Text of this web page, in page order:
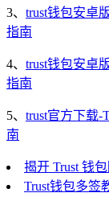
3、 trust钱包安卓
指南
4、 trust钱包安卓
指南
5、 trust官方下载-
南
揭开 Trust 钱
Trust钱包多签